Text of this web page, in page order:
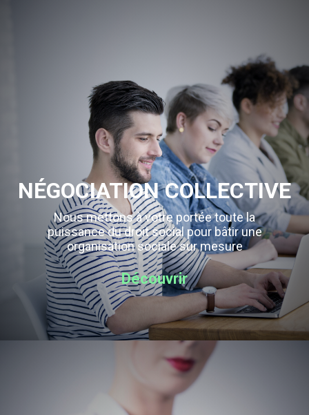
NÉGOCIATION COLLECTIVE
Nous mettons à votre portée toute la
puissance du droit social pour bâtir une
organisation sociale sur mesure
Découvrir